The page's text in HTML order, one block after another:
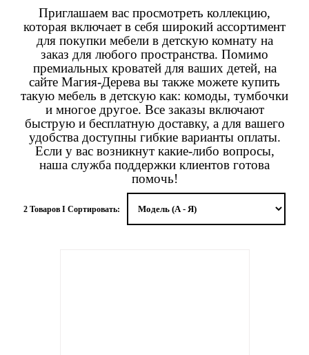
Приглашаем вас просмотреть коллекцию,
которая включает в себя широкий ассортимент
для покупки мебели в детскую комнату на
заказ для любого пространства. Помимо
премиальных кроватей для ваших детей, на
сайте Магия-Дерева вы также можете купить
такую мебель в детскую как: комоды, тумбочки
и многое другое. Все заказы включают
быструю и бесплатную доставку, а для вашего
удобства доступны гибкие варианты оплаты.
Если у вас возникнут какие-либо вопросы,
наша служба поддержки клиентов готова
помочь!
2 Товаров I Сортировать: